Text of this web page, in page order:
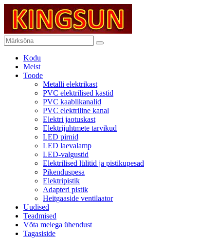
Kodu
Meist
Toode
Metalli elektrikast
PVC elektrilised kastid
PVC kaablikanalid
PVC elektriline kanal
Elektri jaotuskast
Elektrijuhtmete tarvikud
LED pirnid
LED laevalamp
LED-valgustid
Elektrilised lülitid ja pistikupesad
Pikenduspesa
Elektripistik
Adapteri pistik
Heitgaaside ventilaator
Uudised
Teadmised
Võta meiega ühendust
Tagasiside